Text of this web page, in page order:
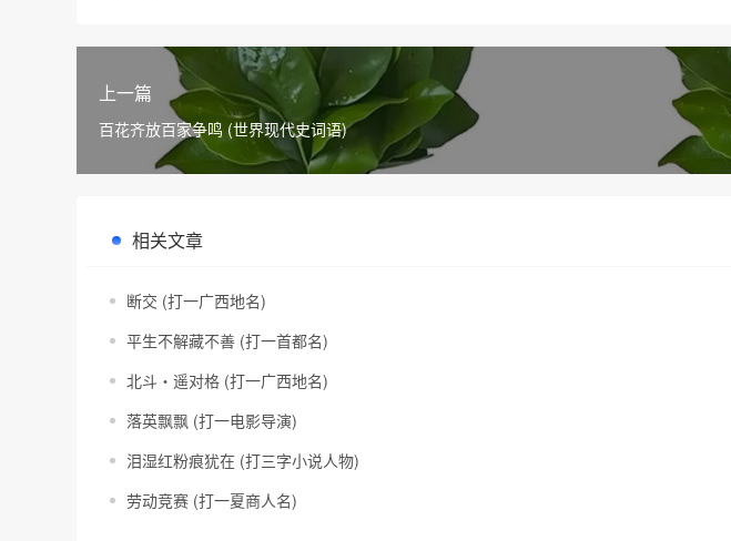
上一篇
百花齐放百家争鸣 (世界现代史词语)
相关文章
断交 (打一广西地名)
平生不解藏不善 (打一首都名)
北斗・遥对格 (打一广西地名)
落英飘飘 (打一电影导演)
泪湿红粉痕犹在 (打三字小说人物)
劳动竞赛 (打一夏商人名)